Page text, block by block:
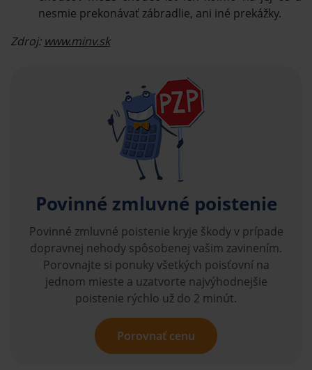
nesmie prekonávať zábradlie, ani iné prekážky.
Zdroj: www.minv.sk
Povinné zmluvné poistenie
Povinné zmluvné poistenie kryje škody v prípade
dopravnej nehody spôsobenej vašim zavinením.
Porovnajte si ponuky všetkých poisťovní na
jednom mieste a uzatvorte najvýhodnejšie
poistenie rýchlo už do 2 minút.
Porovnať cenu